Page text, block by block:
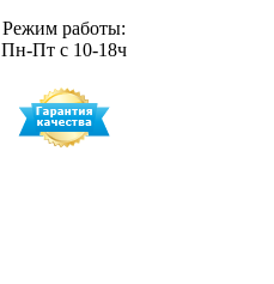
Режим работы:
Пн-Пт с 10-18ч